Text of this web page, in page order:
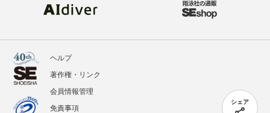
シェア
ヘルプ
著作権・リンク
会員情報管理
免責事項